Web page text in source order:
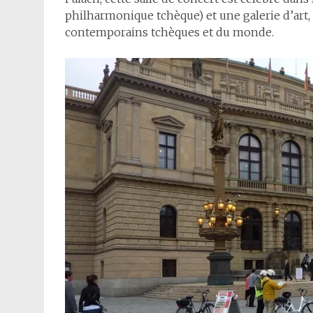
philharmonique tchèque) et une galerie
contemporains tchèques et du monde.